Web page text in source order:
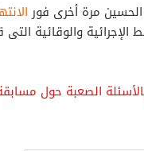
مرة أخرى فور
الإجرائية والوقائية
الصعبة حول مسابقة